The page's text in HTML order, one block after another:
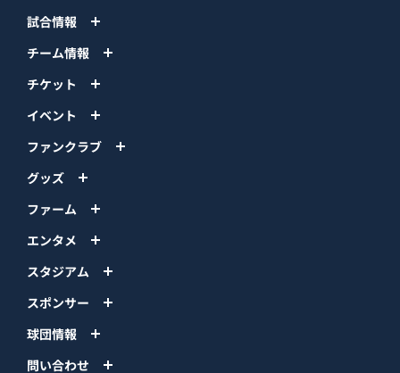
試合情報
チーム情報
チケット
イベント
ファンクラブ
グッズ
ファーム
エンタメ
スタジアム
スポンサー
球団情報
問い合わせ